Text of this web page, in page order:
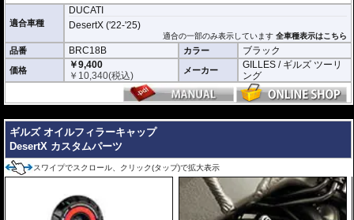
適合車種
DUCATI
DesertX ('22-'25)
適合の一部のみ表示しています全車種表示はこちら
品番 BRC18B カラー ブラック
価格
￥9,400
￥ 10,340(税込) メーカー
GILLES / ギルズ ツーリ
ング
ギルズ オイルフィラーキャップ
DesertX カスタムパーツ
スワイプでスクロール、クリック(タップ)で拡大表示